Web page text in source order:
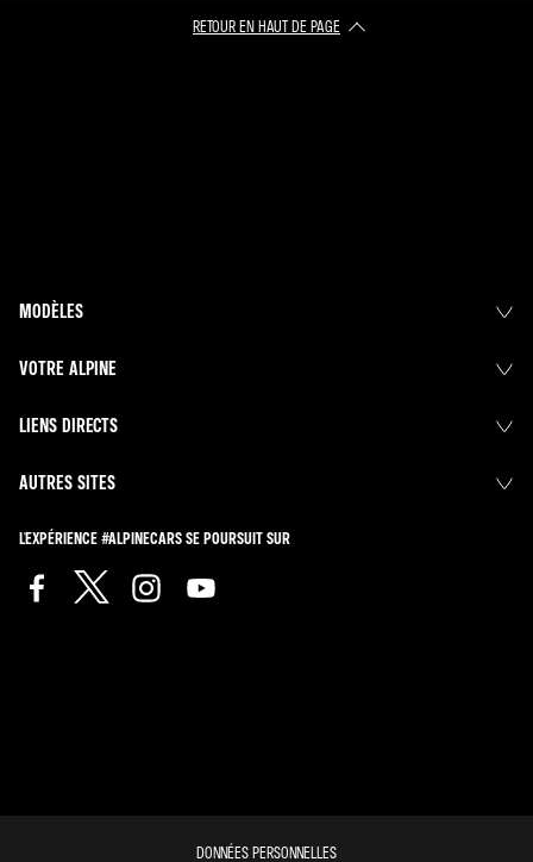
RETOUR EN HAUT DE PAGE​
MODÈLES
VOTRE ALPINE
LIENS DIRECTS
AUTRES SITES
L'EXPÉRIENCE #ALPINECARS SE POURSUIT SUR
DONNÉES PERSONNELLES